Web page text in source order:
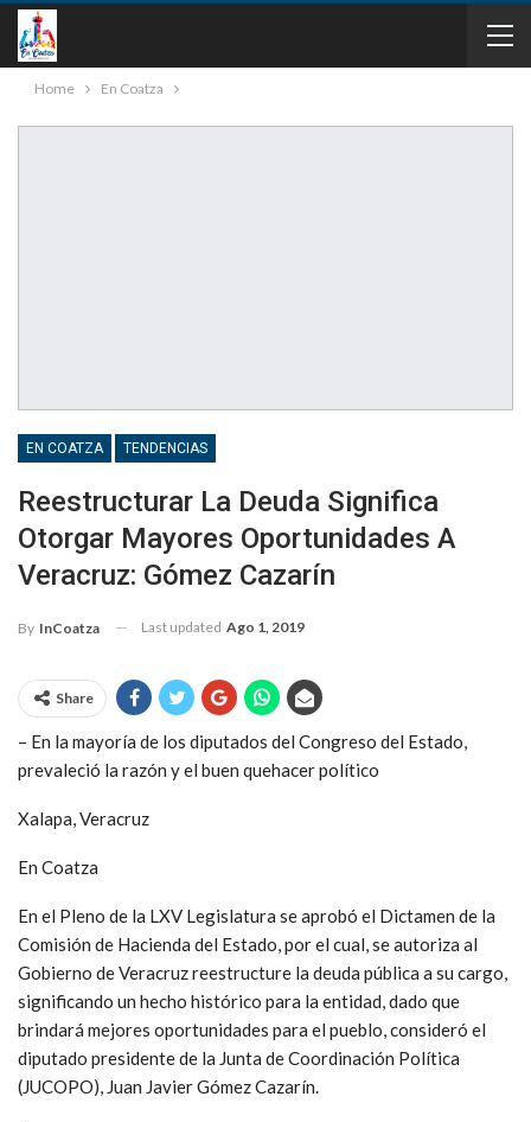
Home En Coatza
EN COATZA TENDENCIAS
Reestructurar La Deuda Significa
Otorgar Mayores Oportunidades A
Veracruz: Gómez Cazarín
By InCoatza Last updated Ago 1, 2019
Share
– En la mayoría de los diputados del Congreso del Estado,
prevaleció la razón y el buen quehacer político
Xalapa, Veracruz
En Coatza
En el Pleno de la LXV Legislatura se aprobó el Dictamen de la
Comisión de Hacienda del Estado, por el cual, se autoriza al
Gobierno de Veracruz reestructure la deuda pública a su cargo,
significando un hecho histórico para la entidad, dado que
brindará mejores oportunidades para el pueblo, consideró el
diputado presidente de la Junta de Coordinación Política
(JUCOPO), Juan Javier Gómez Cazarín.